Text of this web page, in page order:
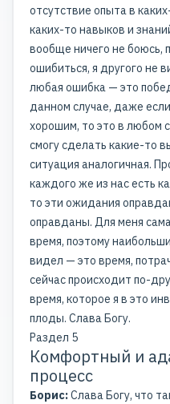
отсутствие опыта в
каких-то навыков и
вообще ничего не боюсь,
ошибиться, я другого не
любая ошибка — это
данном случае, даже
хорошим, то это в любом
смогу сделать какие-то
ситуация аналогичная.
каждого же из нас есть
то эти ожидания
оправданы. Для меня
время, поэтому
видел — это время,
сейчас происходит по-
время, которое я в это
плоды. Слава Богу.
Раздел 5
Комфортный и
процесс
Борис:Слава Богу, что